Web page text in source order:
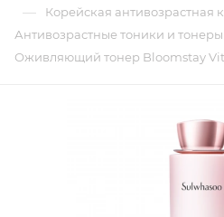
— Корейская антивозрастная
Антивозрастные тоники и
Оживляющий тонер Bloomstay